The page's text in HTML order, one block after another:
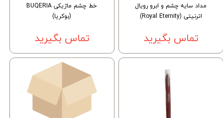
مداد سایه چشم و ابرو رویال
اترنیتی (Royal Eternity)
تماس بگیرید
خط چشم ماژیکی BUQERIA
(بوکریا)
تماس بگیرید